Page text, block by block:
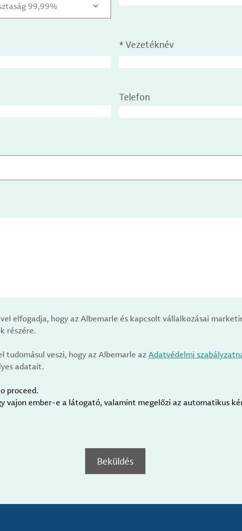
99,99%
* Vezetéknév
Telefon
elfogadja, hogy az Albemarle és kapcsolt vállalkozásai
részére.
tudomásul veszi, hogy az Albemarle azAdatvédelmi
adatait.
proceed.
vajon ember-e a látogató, valamint megelőzi az automatikus
Beküldés